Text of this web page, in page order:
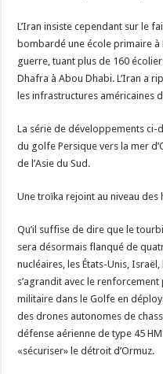
L’Iran insiste cependant sur le
bombardé une école primaire à
guerre, tuant plus de 160
Dhafra à Abou Dhabi. L’Iran a
les infrastructures américaines
La série de développements
du golfe Persique vers la mer
de l’Asie du Sud.
Une troïka rejoint au niveau des
Qu’il suffise de dire que le
sera désormais flanqué de
nucléaires, les États-Unis,
s’agrandit avec le
militaire dans le Golfe en
des drones autonomes de
défense aérienne de type 45
«sécuriser» le détroit d’Ormuz.